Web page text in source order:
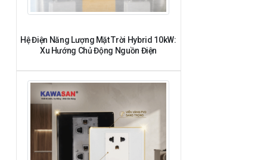
Hệ Điện Năng Lượng Mặt Trời Hybrid 10kW:
Xu Hướng Chủ Động Nguồn Điện